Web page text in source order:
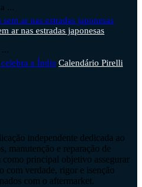
...
ar nas estradas japonesas
Calendário Pirelli
independente dedicada ao
manutenção e reparação de
principal objetivo assegurar
com verdade, rigor e isenção
com o aftermarket.